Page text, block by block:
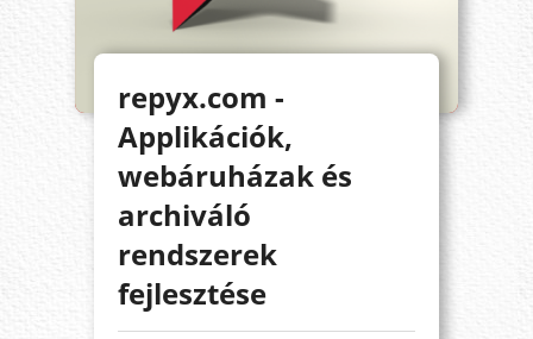
repyx.com -
Applikációk,
webáruházak és
archiváló
rendszerek
fejlesztése